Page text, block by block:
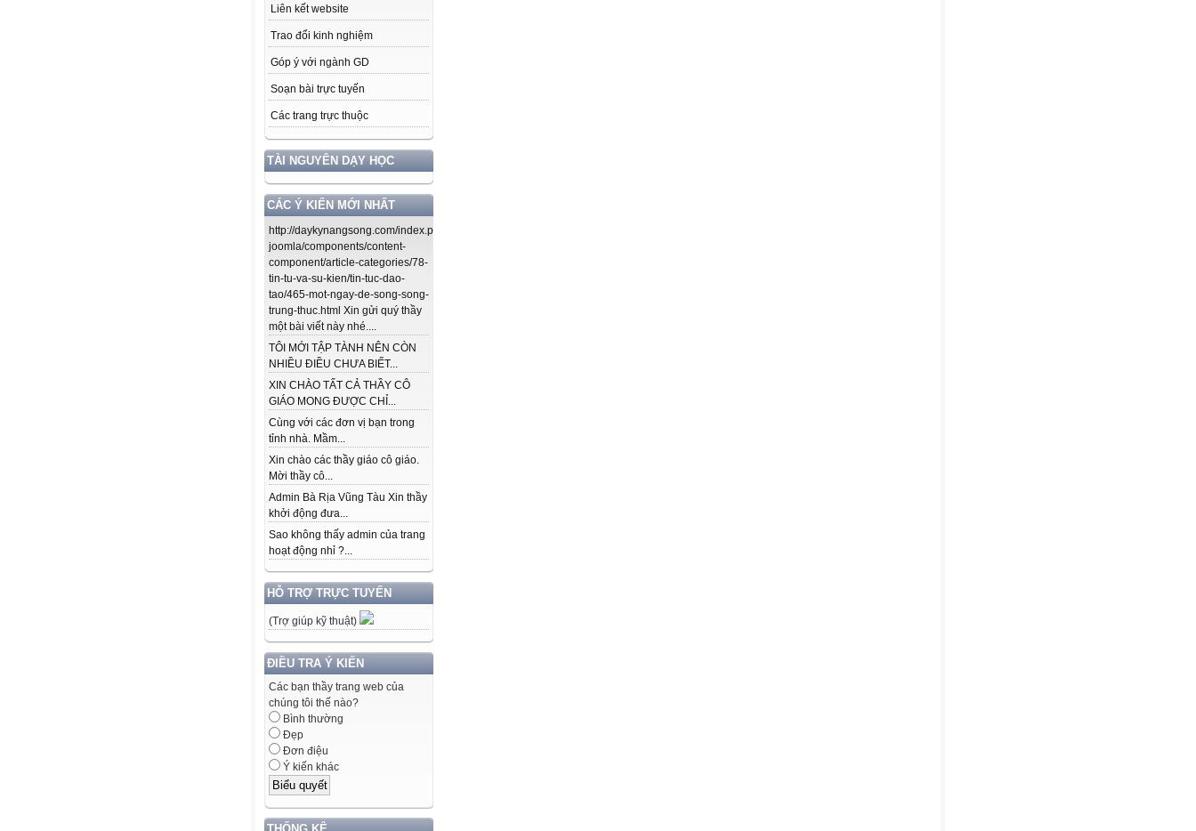
Liên kết website
Trao đổi kinh nghiệm
Góp ý với ngành GD
Soạn bài trực tuyến
Các trang trực thuộc
TÀI NGUYÊN DẠY HỌC
CÁC Ý KIẾN MỚI NHẤT
http://daykynangsong.com/index.php/using-
joomla/components/content-
component/article-categories/78-
tin-tu-va-su-kien/tin-tuc-dao-
tao/465-mot-ngay-de-song-song-
trung-thuc.html Xin gửi quý thầy
một bài viết này nhé....
TÔI MỚI TẬP TÀNH NÊN CÒN
NHIỀU ĐIỀU CHƯA BIẾT...
XIN CHÀO TẤT CẢ THẦY CÔ
GIÁO MONG ĐƯỢC CHỈ...
Cùng với các đơn vị bạn trong
tỉnh nhà. Mầm...
Xin chào các thầy giáo cô giáo.
Mời thầy cô...
Admin Bà Rịa Vũng Tàu Xin thầy
khởi động đưa...
Sao không thấy admin của trang
hoạt động nhỉ ?...
HỖ TRỢ TRỰC TUYẾN
(Trợ giúp kỹ thuật)
ĐIỀU TRA Ý KIẾN
Các bạn thầy trang web của
chúng tôi thế nào?
Bình thường
Đẹp
Đơn điệu
Ý kiến khác
THỐNG KÊ